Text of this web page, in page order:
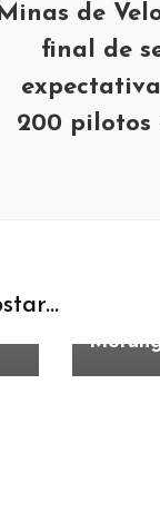
de
final de
200 pilotos